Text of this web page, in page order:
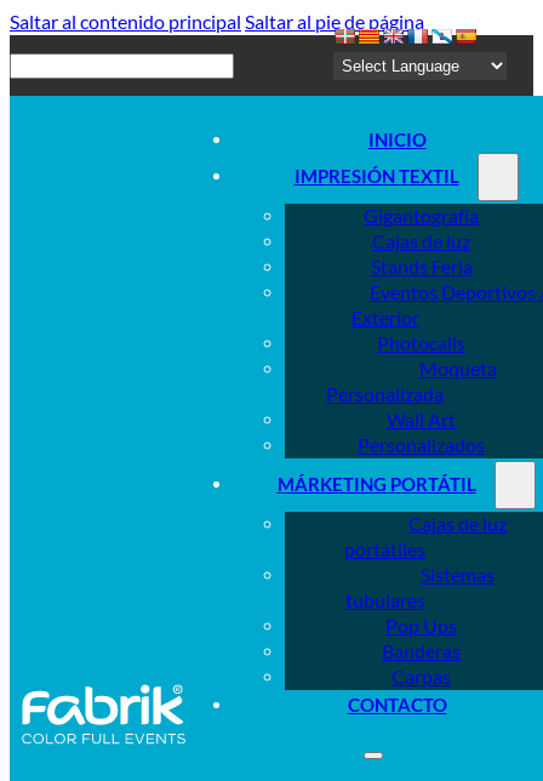
Saltar al contenido principal Saltar al pie de página
INICIO
IMPRESIÓN TEXTIL
Gigantografía
Cajas de luz
Stands Feria
Eventos Deportivos
Exterior
Photocalls
Moqueta
Personalizada
Wall Art
Personalizados
MÁRKETING PORTÁTIL
Cajas de luz
portátiles
Sistemas
tubulares
Pop Ups
Banderas
Carpas
CONTACTO